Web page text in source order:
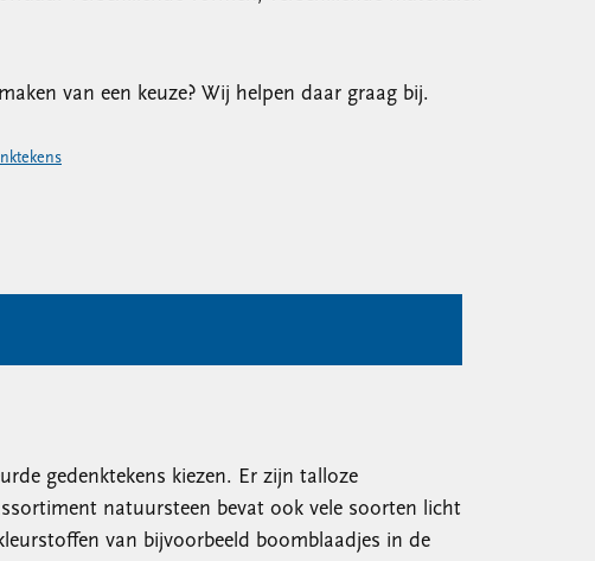
van een keuze? Wij helpen daar graag bij.
gedenktekens kiezen. Er zijn talloze
natuursteen bevat ook vele soorten licht
van bijvoorbeeld boomblaadjes in de